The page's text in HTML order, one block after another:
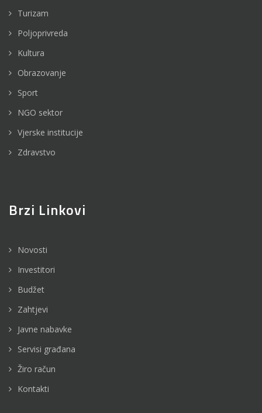
Turizam
Poljoprivreda
Kultura
Obrazovanje
Sport
NGO sektor
Vjerske institucije
Zdravstvo
Brzi Linkovi
Novosti
Investitori
Budžet
Zahtjevi
Javne nabavke
Servisi građana
Žiro račun
Kontakti